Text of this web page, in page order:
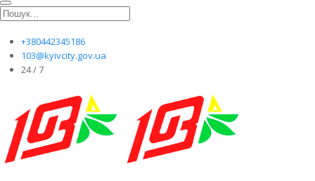
+380442345186
103@kyivcity.gov.ua
24 / 7